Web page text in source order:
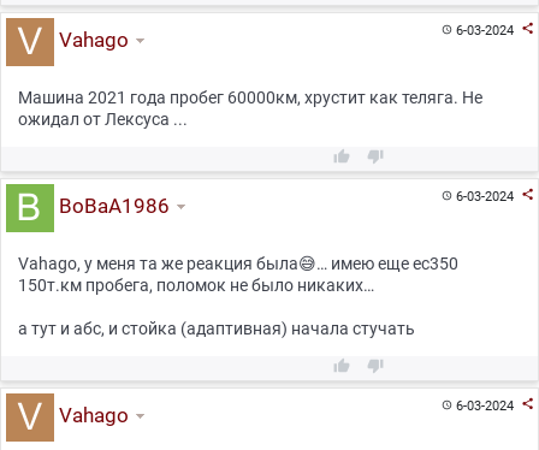
6-03-2024 
Vahago
Машина 2021 года пробег 60000км, хрустит как теляга. Не
ожидал от Лексуса ...
 
6-03-2024 
BoBaA1986
Vahago, у меня та же реакция была😅… имею еще ес350
150т.км пробега, поломок не было никаких…
а тут и абс, и стойка (адаптивная) начала стучать
 
6-03-2024 
Vahago